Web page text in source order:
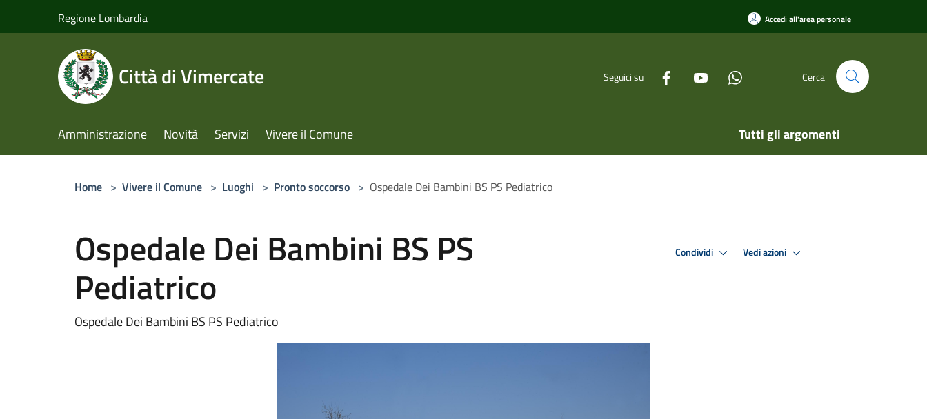
Regione Lombardia Accedi all'area personale
Città di Vimercate Seguici su Cerca
Amministrazione Novità Servizi Vivere il Comune Tutti gli argomenti
Home > Vivere il Comune > Luoghi > Pronto soccorso > Ospedale Dei Bambini BS PS Pediatrico
Ospedale Dei Bambini BS PS
Pediatrico
Ospedale Dei Bambini BS PS Pediatrico
Condividi Vedi azioni